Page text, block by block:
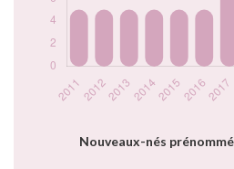
Nouveaux-nés
Popularité du
prénom Charlee
par année